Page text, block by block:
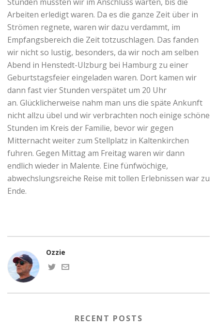
Arbeiten erledigt waren. Da es die ganze Zeit über in
Strömen regnete, waren wir dazu verdammt, im
Empfangsbereich die Zeit totzuschlagen. Das fanden
wir nicht so lustig, besonders, da wir noch am selben
Abend in Henstedt-Ulzburg bei Hamburg zu einer
Geburtstagsfeier eingeladen waren. Dort kamen wir
dann fast vier Stunden verspätet um 20 Uhr
an. Glücklicherweise nahm man uns die späte Ankunft
nicht allzu übel und wir verbrachten noch einige schöne
Stunden im Kreis der Familie, bevor wir gegen
Mitternacht weiter zum Stellplatz in Kaltenkirchen
fuhren. Gegen Mittag am Freitag waren wir dann
endlich wieder in Malente. Eine fünfwöchige,
abwechslungsreiche Reise mit tollen Erlebnissen war zu
Ende.
Ozzie
RECENT POSTS